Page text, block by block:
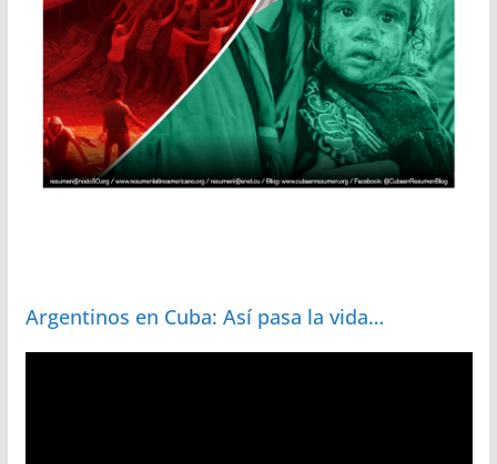
Argentinos en Cuba: Así pasa la vida…